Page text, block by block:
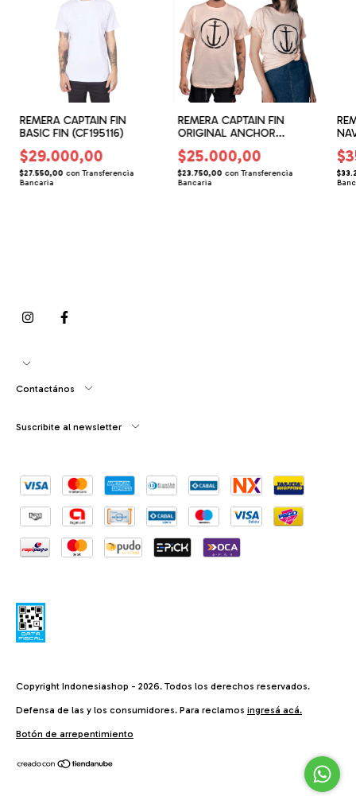
REMERA CAPTAIN FIN
BASIC FIN (CF195116)
$29.000,00
$27.550,00 con Transferencia
Bancaria
REMERA CAPTAIN FIN
ORIGINAL ANCHOR
(CF175121)
$25.000,00
$23.750,00 con Transferencia
Bancaria
Contactános
Suscribite al newsletter
Copyright Indonesiashop - 2026. Todos los derechos reservados.
Defensa de las y los consumidores. Para reclamos ingresá acá.
Botón de arrepentimiento